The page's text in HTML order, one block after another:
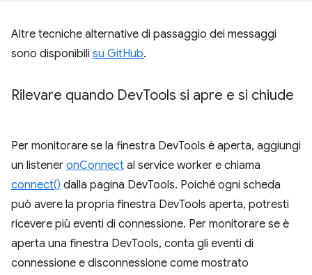
Altre tecniche alternative di passaggio dei messaggi
sono disponibili su GitHub.
Rilevare quando DevTools si apre e si chiude
Per monitorare se la finestra DevTools è aperta, aggiungi
un listener onConnect al service worker e chiama
connect() dalla pagina DevTools. Poiché ogni scheda
può avere la propria finestra DevTools aperta, potresti
ricevere più eventi di connessione. Per monitorare se è
aperta una finestra DevTools, conta gli eventi di
connessione e disconnessione come mostrato